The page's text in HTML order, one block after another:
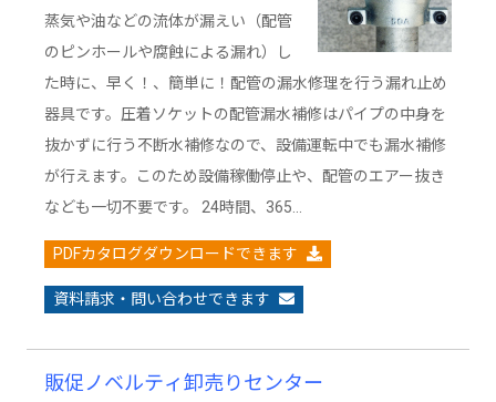
蒸気や油などの流体が漏えい（配管
のピンホールや腐蝕による漏れ）し
た時に、早く！、簡単に！配管の漏水修理を行う漏れ止め
器具です。圧着ソケットの配管漏水補修はパイプの中身を
抜かずに行う不断水補修なので、設備運転中でも漏水補修
が行えます。このため設備稼働停止や、配管のエアー抜き
なども一切不要です。 24時間、365…
PDFカタログダウンロードできます
資料請求・問い合わせできます
販促ノベルティ卸売りセンター